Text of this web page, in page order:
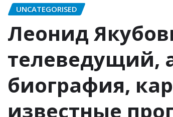
UNCATEGORISED
Леонид
телеведущий,
биография,
известные